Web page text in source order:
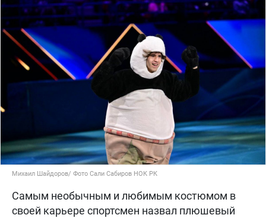
Михаил Шайдоров/ Фото Сали Сабиров НОК РК
Самым необычным и любимым костюмом в
своей карьере спортсмен назвал плюшевый